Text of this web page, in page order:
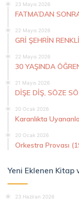
23 Mayıs 2026
FATMA’DAN
22 Mayıs 2026
GRİ ŞEHRİN
22 Mayıs 2026
30 YAŞINDA
21 Mayıs 2026
DİŞE DİŞ, SÖZE
20 Ocak 2026
Karanlıkta
20 Ocak 2026
Orkestra Provası
Yeni Eklenen Kitap
23 Haziran 2026